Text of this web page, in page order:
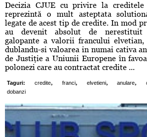
Decizia CJUE cu privire la
reprezintă o mult asteptata
legate de acest tip de credite. In mod
au devenit absolut de nerestituit
galopante a valorii francului elvetian,
dublandu-si valoarea in numai cativa
de Justiţie a Uniunii Europene în
polonezi care au contractat credite ...
Taguri: credite, franci, elvetieni, anulare,
dobanzi